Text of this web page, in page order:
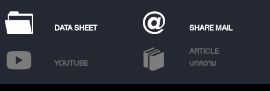
DATA SHEET SHARE MAIL
YOUTUBE
ARTICLE
บทความ